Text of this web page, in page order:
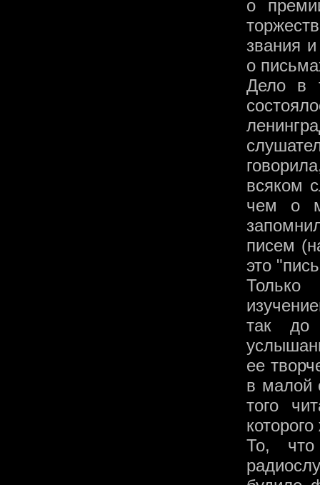
о
звания
о
Дело в
всяком
чем о
писем
это
Только
так до
ее
в малой
того
То,